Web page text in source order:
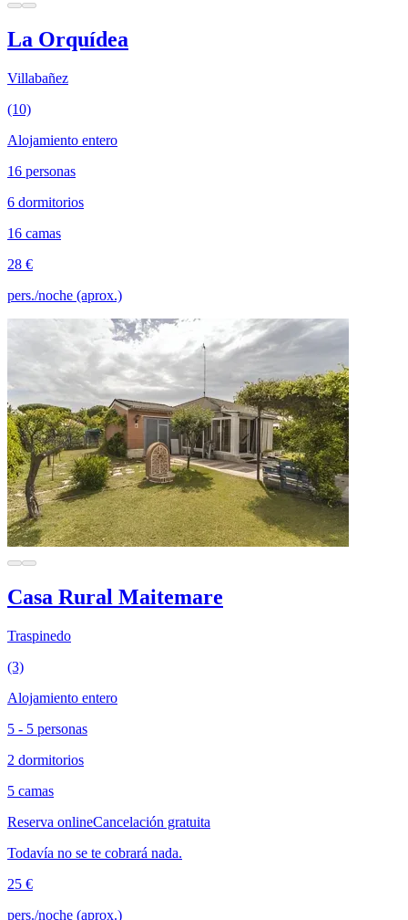
La Orquídea
Villabañez
(10)
Alojamiento entero
16 personas
6 dormitorios
16 camas
28 €
pers./noche (aprox.)
Casa Rural Maitemare
Traspinedo
(3)
Alojamiento entero
5 - 5 personas
2 dormitorios
5 camas
Reserva onlineCancelación gratuita
Todavía no se te cobrará nada.
25 €
pers./noche (aprox.)